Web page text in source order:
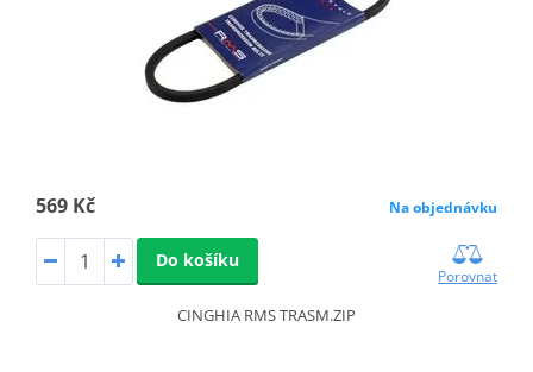
569 Kč Na objednávku
Do košíku
Porovnat
CINGHIA RMS TRASM.ZIP